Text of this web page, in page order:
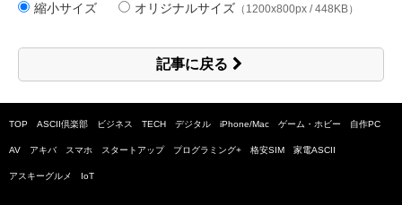
縮小サイズ オリジナルサイズ （1200x800px / 448KB）
記事に戻る
TOP ASCII倶楽部 ビジネス TECH デジタル iPhone/Mac ゲーム・ホビー 自作PC
AV アキバ スマホ スタートアップ プログラミング+ 格安SIM 家電ASCII
アスキーグルメ IoT